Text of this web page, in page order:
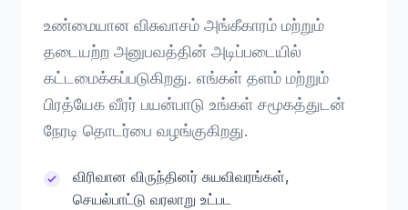
உண்மையான விசுவாசம் அங்கீகாரம் மற்றும்
தடையற்ற அனுபவத்தின் அடிப்படையில்
கட்டமைக்கப்படுகிறது. எங்கள் தளம் மற்றும்
பிரத்யேக வீரர் பயன்பாடு உங்கள் சமூகத்துடன்
நேரடி தொடர்பை வழங்குகிறது.
விரிவான விருந்தினர் சுயவிவரங்கள்,
செயல்பாட்டு வரலாறு உட்பட